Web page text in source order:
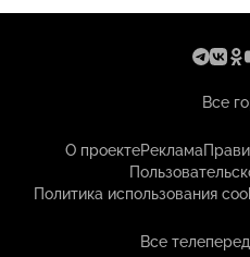
Все
О проектеРеклама
Политика использования
Все